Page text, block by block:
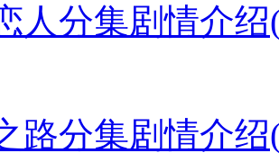
人分集剧情介
路分集剧情介